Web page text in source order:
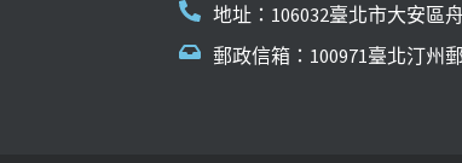
地址：106032臺北市大安區
郵政信箱：100971臺北汀州